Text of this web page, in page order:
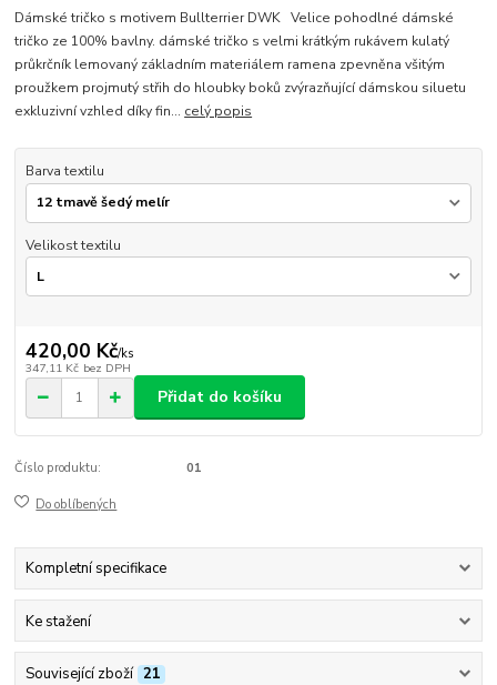
Dámské tričko s motivem Bullterrier DWK Velice pohodlné dámské
tričko ze 100% bavlny. dámské tričko s velmi krátkým rukávem kulatý
průkrčník lemovaný základním materiálem ramena zpevněna všitým
proužkem projmutý střih do hloubky boků zvýrazňující dámskou siluetu
exkluzivní vzhled díky fin... celý popis
Barva textilu
Velikost textilu
420,00 Kč/ks
347,11 Kč bez DPH
Přidat do košíku
Číslo produktu: 01
Do oblíbených
Kompletní specifikace
Ke stažení
Související zboží 21